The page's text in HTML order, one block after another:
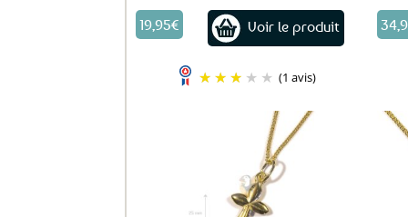
19,95€ Voir le produit
(1 avis)